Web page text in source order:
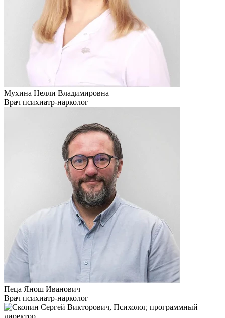
Мухина Нелли Владимировна
Врач психиатр-нарколог
Пеца Янош Иванович
Врач психиатр-нарколог